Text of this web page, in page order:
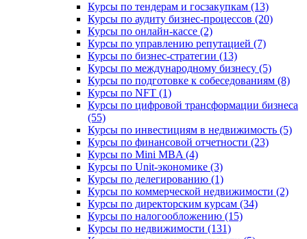
Курсы по тендерам и госзакупкам (13)
Курсы по аудиту бизнес-процессов (20)
Курсы по онлайн-кассе (2)
Курсы по управлению репутацией (7)
Курсы по бизнес-стратегии (13)
Курсы по международному бизнесу (5)
Курсы по подготовке к собеседованиям (8)
Курсы по NFT (1)
Курсы по цифровой трансформации бизнеса
(55)
Курсы по инвестициям в недвижимость (5)
Курсы по финансовой отчетности (23)
Курсы по Mini MBA (4)
Курсы по Unit-экономике (3)
Курсы по делегированию (1)
Курсы по коммерческой недвижимости (2)
Курсы по директорским курсам (34)
Курсы по налогообложению (15)
Курсы по недвижимости (131)